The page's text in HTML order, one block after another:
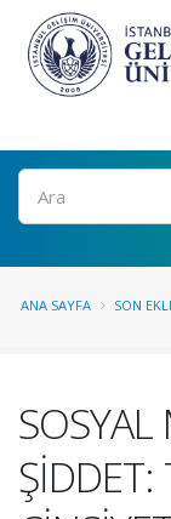
Ara
ANA SAYFA SON
SOSYAL